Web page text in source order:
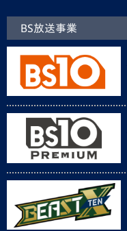
BS放送事業